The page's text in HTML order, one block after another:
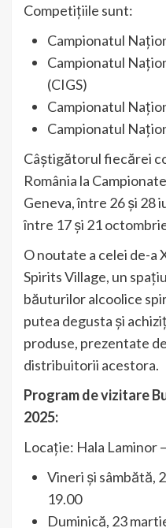
Competițiile sunt:
Campionatul
Campionatul
(CIGS)
Campionatul
Campionatul
Câștigătorul fiecărei
România la
Geneva, între 26 și 28
între 17 și 21
O noutate a celei de-a
Spirits Village, un
băuturilor alcoolice
putea degusta și
produse, prezentate
distribuitorii acestora.
Program de vizitare
2025:
Locație: Hala Laminor
Vineri și sâmbătă,
19.00
Duminică, 23